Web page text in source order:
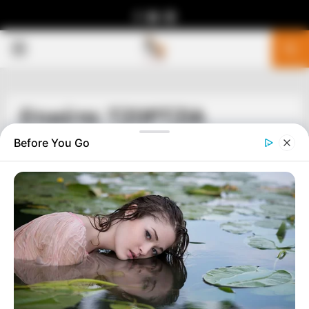
Ετικέτα: ΤΖΟΡΤΖΙΑ
Before You Go